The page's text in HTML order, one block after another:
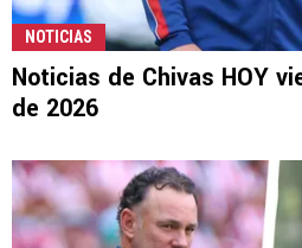
NOTICIAS
Noticias de Chivas HOY
de 2026